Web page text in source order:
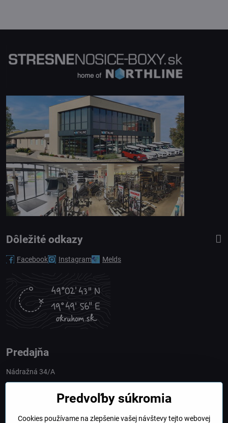
Dôležité odkazy
Facebook Instagram Melds
Predajňa
Nádražná 34/A
Predvoľby súkromia
Cookies používame na zlepšenie vašej návštevy tejto webovej